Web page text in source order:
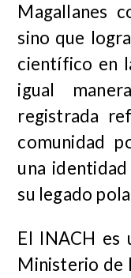
Magallanes
sino que
científico en
igual
registrada
comunidad
una
su legado
El INACH es
Ministerio de